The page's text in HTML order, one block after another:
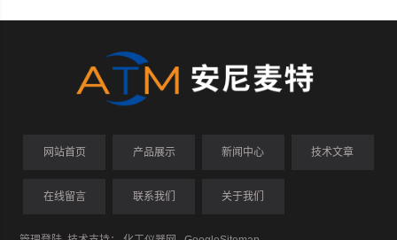
网站首页 产品展示 新闻中心 技术文章
在线留言 联系我们 关于我们